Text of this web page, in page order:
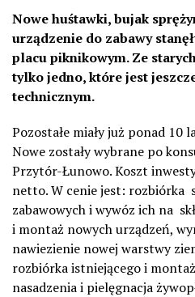
Nowe huśtawki, bujak
urządzenie do zabawy
placu piknikowym. Ze
tylko jedno, które jest
technicznym.
Pozostałe miały już ponad 10
Nowe zostały wybrane po
Przytór-Łunowo. Koszt
netto. W cenie jest: rozbiórka
zabawowych i wywóz ich na
i montaż nowych urządzeń,
nawiezienie nowej warstwy
rozbiórka istniejącego i
nasadzenia i pielęgnacja